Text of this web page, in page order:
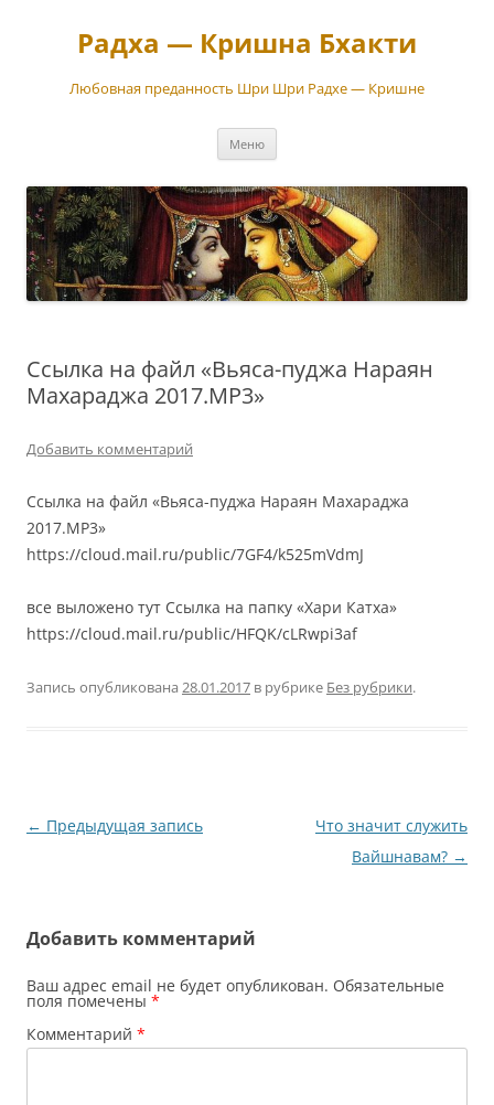
содержимому
Радха — Кришна Бхакти
Любовная преданность Шри Шри Радхе — Кришне
Меню
Ссылка на файл «Вьяса-пуджа Нараян
Махараджа 2017.MP3»
Добавить комментарий
Ссылка на файл «Вьяса-пуджа Нараян Махараджа
2017.MP3»
https://cloud.mail.ru/public/7GF4/k525mVdmJ
все выложено тут Ссылка на папку «Хари Катха»
https://cloud.mail.ru/public/HFQK/cLRwpi3af
Запись опубликована 28.01.2017 в рубрике Без рубрики.
Навигация
← Предыдущая запись
Что значит служить
Вайшнавам? →
Добавить комментарий
Ваш адрес email не будет опубликован. Обязательные
поля помечены *
Комментарий *